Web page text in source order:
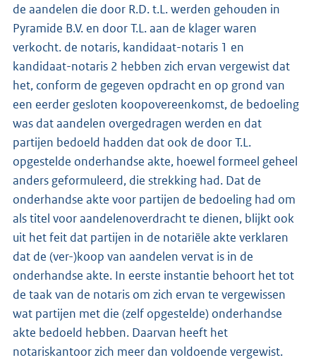
de aandelen die door R.D. t.L. werden gehouden in
Pyramide B.V. en door T.L. aan de klager waren
verkocht. de notaris, kandidaat-notaris 1 en
kandidaat-notaris 2 hebben zich ervan vergewist dat
het, conform de gegeven opdracht en op grond van
een eerder gesloten koopovereenkomst, de bedoeling
was dat aandelen overgedragen werden en dat
partijen bedoeld hadden dat ook de door T.L.
opgestelde onderhandse akte, hoewel formeel geheel
anders geformuleerd, die strekking had. Dat de
onderhandse akte voor partijen de bedoeling had om
als titel voor aandelenoverdracht te dienen, blijkt ook
uit het feit dat partijen in de notariële akte verklaren
dat de (ver-)koop van aandelen vervat is in de
onderhandse akte. In eerste instantie behoort het tot
de taak van de notaris om zich ervan te vergewissen
wat partijen met die (zelf opgestelde) onderhandse
akte bedoeld hebben. Daarvan heeft het
notariskantoor zich meer dan voldoende vergewist.